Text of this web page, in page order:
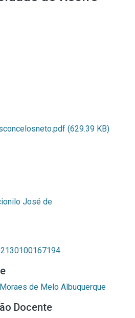
(629.39 KB)
José de
de Melo Albuquerque
Docente